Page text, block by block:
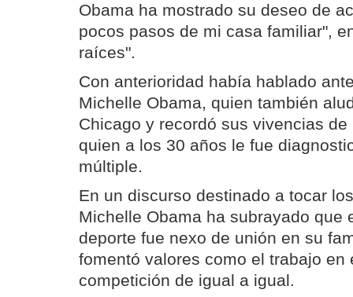
Obama ha mostrado su deseo de
pocos pasos de mi casa familiar",
raíces".
Con anterioridad había hablado
Michelle Obama, quien también
Chicago y recordó sus vivencias
quien a los 30 años le fue
múltiple.
En un discurso destinado a tocar
Michelle Obama ha subrayado que
deporte fue nexo de unión en su
fomentó valores como el trabajo en
competición de igual a igual.